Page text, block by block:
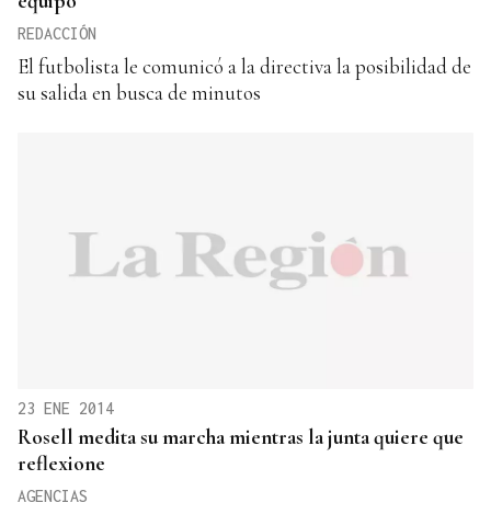
REDACCIÓN
El futbolista le comunicó a la directiva la posibilidad de
su salida en busca de minutos
23 ENE 2014
Rosell medita su marcha mientras la junta quiere que
reflexione
AGENCIAS